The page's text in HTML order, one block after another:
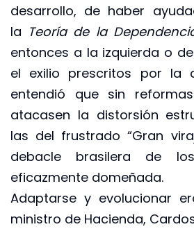
desarrollo, de haber
la Teoría de la
entonces a la izquierda o
el exilio prescritos por la
entendió que sin
atacasen la distorsión
las del frustrado “Gran
debacle brasilera de
eficazmente domeñada.
Adaptarse y evolucionar
ministro de Hacienda,